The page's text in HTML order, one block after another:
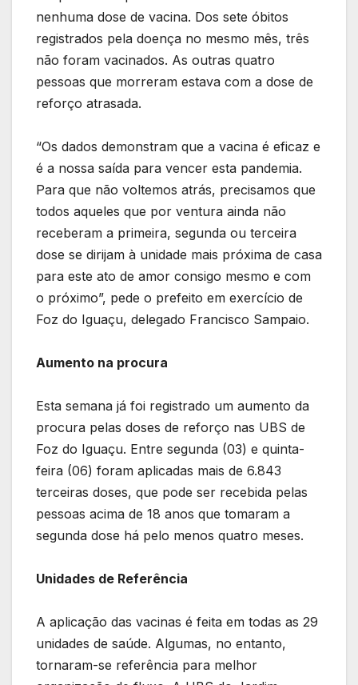
nenhuma dose de vacina. Dos sete óbitos
registrados pela doença no mesmo mês, três
não foram vacinados. As outras quatro
pessoas que morreram estava com a dose de
reforço atrasada.
“Os dados demonstram que a vacina é eficaz e
é a nossa saída para vencer esta pandemia.
Para que não voltemos atrás, precisamos que
todos aqueles que por ventura ainda não
receberam a primeira, segunda ou terceira
dose se dirijam à unidade mais próxima de casa
para este ato de amor consigo mesmo e com
o próximo”, pede o prefeito em exercício de
Foz do Iguaçu, delegado Francisco Sampaio.
Aumento na procura
Esta semana já foi registrado um aumento da
procura pelas doses de reforço nas UBS de
Foz do Iguaçu. Entre segunda (03) e quinta-
feira (06) foram aplicadas mais de 6.843
terceiras doses, que pode ser recebida pelas
pessoas acima de 18 anos que tomaram a
segunda dose há pelo menos quatro meses.
Unidades de Referência
A aplicação das vacinas é feita em todas as 29
unidades de saúde. Algumas, no entanto,
tornaram-se referência para melhor